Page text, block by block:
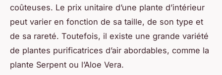
coûteuses. Le prix unitaire d’une plante d’intérieur
peut varier en fonction de sa taille, de son type et
de sa rareté. Toutefois, il existe une grande variété
de plantes purificatrices d’air abordables, comme la
plante Serpent ou l’Aloe Vera.